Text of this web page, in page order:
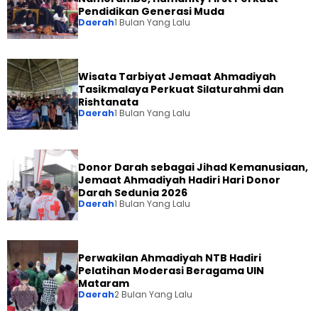
Pendidikan Generasi Muda
Daerah1 Bulan Yang Lalu
Wisata Tarbiyat Jemaat Ahmadiyah
Tasikmalaya Perkuat Silaturahmi dan
Rishtanata
Daerah1 Bulan Yang Lalu
Donor Darah sebagai Jihad Kemanusiaan,
Jemaat Ahmadiyah Hadiri Hari Donor
Darah Sedunia 2026
Daerah1 Bulan Yang Lalu
Perwakilan Ahmadiyah NTB Hadiri
Pelatihan Moderasi Beragama UIN
Mataram
Daerah2 Bulan Yang Lalu